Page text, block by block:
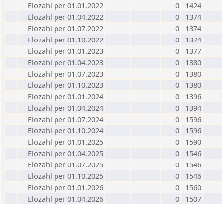
Elozahl per 01.01.2022
0
1424
Elozahl per 01.04.2022
0
1374
Elozahl per 01.07.2022
0
1374
Elozahl per 01.10.2022
0
1374
Elozahl per 01.01.2023
0
1377
Elozahl per 01.04.2023
0
1380
Elozahl per 01.07.2023
0
1380
Elozahl per 01.10.2023
0
1380
Elozahl per 01.01.2024
0
1396
Elozahl per 01.04.2024
0
1394
Elozahl per 01.07.2024
0
1596
Elozahl per 01.10.2024
0
1596
Elozahl per 01.01.2025
0
1590
Elozahl per 01.04.2025
0
1546
Elozahl per 01.07.2025
0
1546
Elozahl per 01.10.2025
0
1546
Elozahl per 01.01.2026
0
1560
Elozahl per 01.04.2026
0
1507